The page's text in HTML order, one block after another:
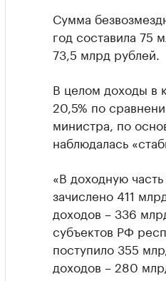
Сумма
год составила 75
73,5 млрд рублей.
В целом доходы в
20,5% по
министра, по
наблюдалась
«В доходную
зачислено 411
доходов – 336
субъектов РФ
поступило 355
доходов – 280